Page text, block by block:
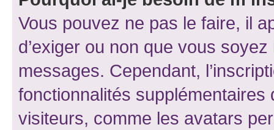
Vous pouvez ne pas le faire, il
d’exiger ou non que vous
messages. Cependant,
fonctionnalités
visiteurs, comme les avatars